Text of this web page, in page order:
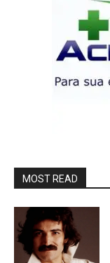
MOST READ